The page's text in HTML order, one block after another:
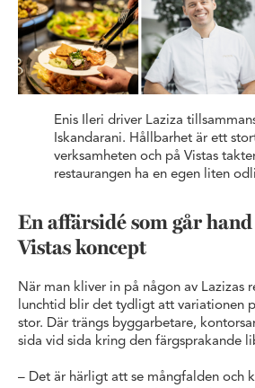
Enis Ileri driver Laziza
Iskandarani. Hållbarhet är ett
verksamheten och på Vistas
restaurangen ha en egen liten
En affärsidé som går
Vistas koncept
När man kliver in på någon av Lazizas
lunchtid blir det tydligt att variationen
stor. Där trängs byggarbetare,
sida vid sida kring den färgsprakande
– Det är härligt att se mångfalden och